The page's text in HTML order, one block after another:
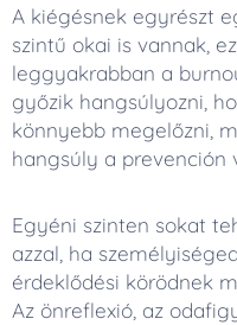
A kiégésnek egyrészt
szintű okai is vannak,
leggyakrabban a
győzik hangsúlyozni,
könnyebb megelőzni,
hangsúly a prevención
Egyéni szinten sokat
azzal, ha
érdeklődési körödnek
Az önreflexió, az